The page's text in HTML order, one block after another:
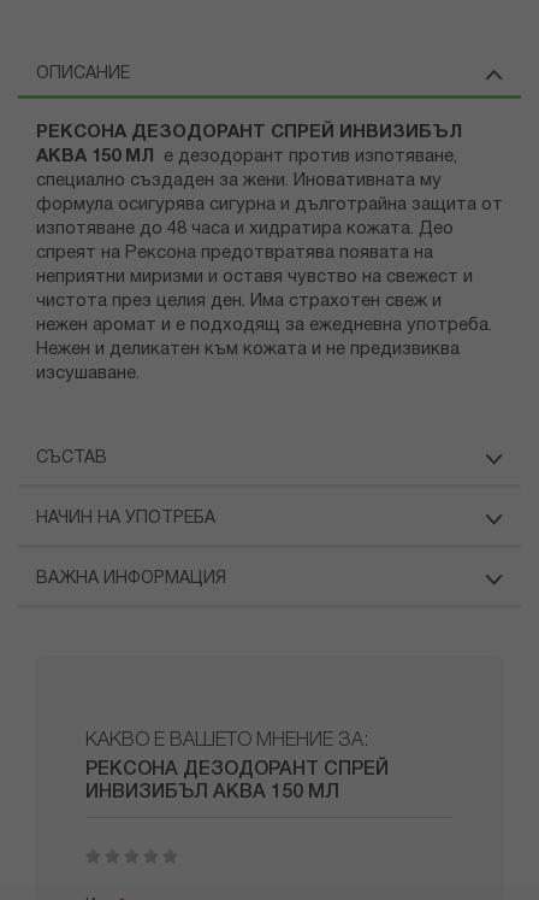
ОПИСАНИЕ
РЕКСОНА ДЕЗОДОРАНТ СПРЕЙ ИНВИЗИБЪЛ
АКВА 150 МЛ
е дезодорант против изпотяване,
специално създаден за жени. Иновативната му
формула осигурява сигурна и дълготрайна защита от
изпотяване до 48 часа и хидратира кожата. Део
спреят на Рексона предотвратява появата на
неприятни миризми и оставя чувство на свежест и
чистота през целия ден. Има страхотен свеж и
нежен аромат и е подходящ за ежедневна употреба.
Нежен и деликатен към кожата и не предизвиква
изсушаване.
СЪСТАВ
НАЧИН НА УПОТРЕБА
ВАЖНА ИНФОРМАЦИЯ
КАКВО Е ВАШЕТО МНЕНИЕ ЗА:
РЕКСОНА ДЕЗОДОРАНТ СПРЕЙ
ИНВИЗИБЪЛ АКВА 150 МЛ
star
stars
stars
stars
stars